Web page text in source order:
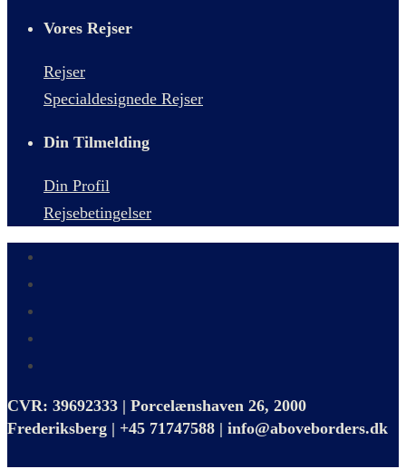
Vores Rejser
Rejser
Specialdesignede Rejser
Din Tilmelding
Din Profil
Rejsebetingelser
CVR: 39692333 | Porcelænshaven 26, 2000
Frederiksberg | +45 71747588 | info@aboveborders.dk